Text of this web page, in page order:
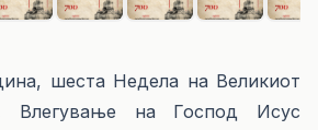
шеста Недела на Великиот
Влегување на Господ Исус